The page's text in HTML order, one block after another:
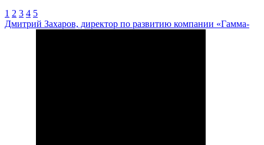
1 2 3 4 5
Дмитрий Захаров, директор по развитию компании «Гамма-